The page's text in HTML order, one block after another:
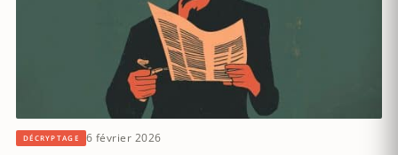
DÉCRYPTAGE 6 février 2026